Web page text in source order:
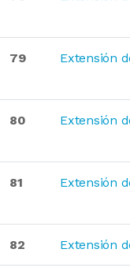
79 Extensión
80 Extensión
81 Extensión
82 Extensión